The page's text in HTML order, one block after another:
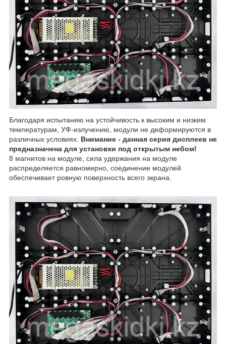
Благодаря испытанию на устойчивость к высоким и низким
температурам, УФ-излучению, модули не деформируются в
различных условиях. Внимание - данная серия дисплеев не
предназначена для установки под открытым небом!
8 магнитов на модуле, сила удержания на модуле
распределяется равномерно, соединение модулей
обеспечивает ровную поверхность всего экрана.